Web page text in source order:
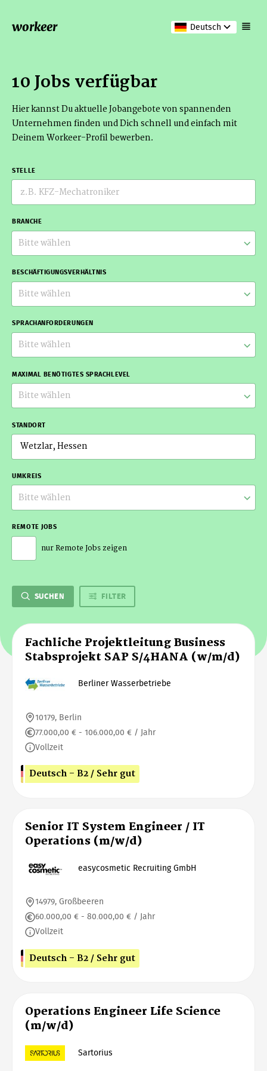
workeer Deutsch
10 Jobs verfügbar
Hier kannst Du aktuelle Jobangebote von spannenden
Unternehmen finden und Dich schnell und einfach mit
Deinem Workeer-Profil bewerben.
STELLE
BRANCHE
Bitte wählen
BESCHÄFTIGUNGSVERHÄLTNIS
Bitte wählen
SPRACHANFORDERUNGEN
Bitte wählen
MAXIMAL BENÖTIGTES SPRACHLEVEL
Bitte wählen
STANDORT
UMKREIS
Bitte wählen
REMOTE JOBS
nur Remote Jobs zeigen
SUCHEN FILTER
Fachliche Projektleitung Business
Stabsprojekt SAP S/4HANA (w/m/d)
Berliner Wasserbetriebe
10179, Berlin
77.000,00 € - 106.000,00 € / Jahr
Vollzeit
Deutsch - B2 / Sehr gut
Senior IT System Engineer / IT
Operations (m/w/d)
easycosmetic Recruiting GmbH
14979, Großbeeren
60.000,00 € - 80.000,00 € / Jahr
Vollzeit
Deutsch - B2 / Sehr gut
Operations Engineer Life Science
(m/w/d)
Sartorius